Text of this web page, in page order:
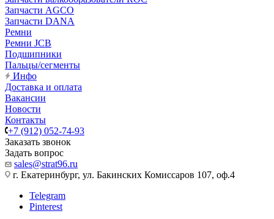
Запчасти AGCO
Запчасти DANA
Ремни
Ремни JCB
Подшипники
Пальцы/сегменты
Инфо
Доставка и оплата
Вакансии
Новости
Контакты
+7 (912) 052-74-93
Заказать звонок
Задать вопрос
sales@strat96.ru
г. Екатеринбург, ул. Бакинских Комиссаров 107, оф.4
Telegram
Pinterest